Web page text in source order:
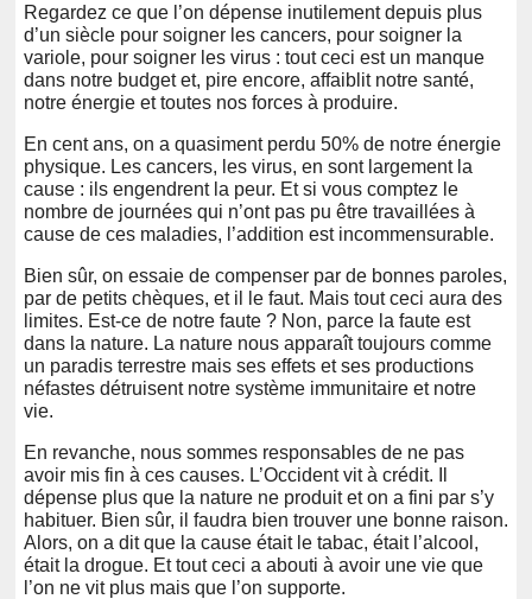
Regardez ce que l’on dépense inutilement depuis plus
d’un siècle pour soigner les cancers, pour soigner la
variole, pour soigner les virus : tout ceci est un manque
dans notre budget et, pire encore, affaiblit notre santé,
notre énergie et toutes nos forces à produire.
En cent ans, on a quasiment perdu 50% de notre énergie
physique. Les cancers, les virus, en sont largement la
cause : ils engendrent la peur. Et si vous comptez le
nombre de journées qui n’ont pas pu être travaillées à
cause de ces maladies, l’addition est incommensurable.
Bien sûr, on essaie de compenser par de bonnes paroles,
par de petits chèques, et il le faut. Mais tout ceci aura des
limites. Est-ce de notre faute ? Non, parce la faute est
dans la nature. La nature nous apparaît toujours comme
un paradis terrestre mais ses effets et ses productions
néfastes détruisent notre système immunitaire et notre
vie.
En revanche, nous sommes responsables de ne pas
avoir mis fin à ces causes. L’Occident vit à crédit. Il
dépense plus que la nature ne produit et on a fini par s’y
habituer. Bien sûr, il faudra bien trouver une bonne raison.
Alors, on a dit que la cause était le tabac, était l’alcool,
était la drogue. Et tout ceci a abouti à avoir une vie que
l’on ne vit plus mais que l’on supporte.